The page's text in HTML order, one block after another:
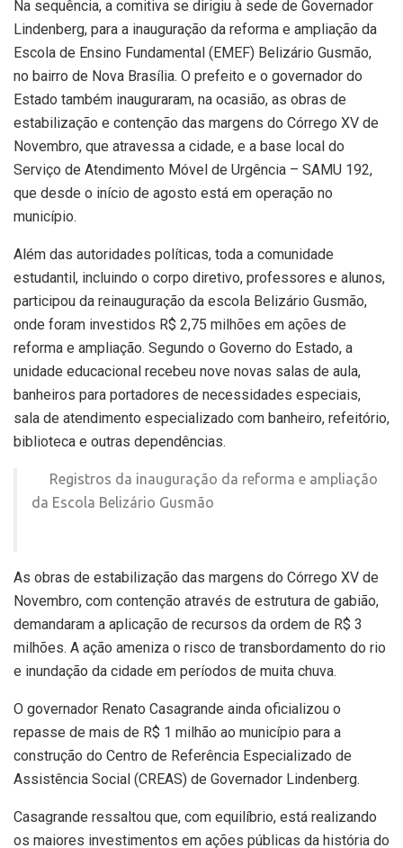
Na sequência, a comitiva se dirigiu à sede de Governador
Lindenberg, para a inauguração da reforma e ampliação da
Escola de Ensino Fundamental (EMEF) Belizário Gusmão,
no bairro de Nova Brasília. O prefeito e o governador do
Estado também inauguraram, na ocasião, as obras de
estabilização e contenção das margens do Córrego XV de
Novembro, que atravessa a cidade, e a base local do
Serviço de Atendimento Móvel de Urgência – SAMU 192,
que desde o início de agosto está em operação no
município.
Além das autoridades políticas, toda a comunidade
estudantil, incluindo o corpo diretivo, professores e alunos,
participou da reinauguração da escola Belizário Gusmão,
onde foram investidos R$ 2,75 milhões em ações de
reforma e ampliação. Segundo o Governo do Estado, a
unidade educacional recebeu nove novas salas de aula,
banheiros para portadores de necessidades especiais,
sala de atendimento especializado com banheiro, refeitório,
biblioteca e outras dependências.
Registros da inauguração da reforma e ampliação
da Escola Belizário Gusmão
As obras de estabilização das margens do Córrego XV de
Novembro, com contenção através de estrutura de gabião,
demandaram a aplicação de recursos da ordem de R$ 3
milhões. A ação ameniza o risco de transbordamento do rio
e inundação da cidade em períodos de muita chuva.
O governador Renato Casagrande ainda oficializou o
repasse de mais de R$ 1 milhão ao município para a
construção do Centro de Referência Especializado de
Assistência Social (CREAS) de Governador Lindenberg.
Casagrande ressaltou que, com equilíbrio, está realizando
os maiores investimentos em ações públicas da história do